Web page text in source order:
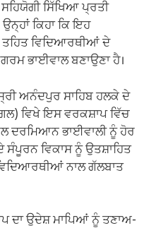
ਸਿੱਖਿਆ ਪ੍ਰਤੀ
ਕਿਹਾ ਕਿ ਇਹ
ਤਹਿਤ ਵਿਦਿਆਰਥੀਆਂ ਦੇ
ਭਾਈਵਾਲ ਬਣਾਉਣਾ ਹੈ।
ਅਨੰਦਪੁਰ ਸਾਹਿਬ ਹਲਕੇ ਦੇ
ਵਿਖੇ ਇਸ ਵਰਕਸ਼ਾਪ ਵਿੱਚ
ਦਰਮਿਆਨ ਭਾਈਵਾਲੀ ਨੂੰ ਹੋਰ
ਵਿਕਾਸ ਨੂੰ ਉਤਸ਼ਾਹਿਤ
ਨਾਲ ਗੱਲਬਾਤ
ਦਾ ਉਦੇਸ਼ ਮਾਪਿਆਂ ਨੂੰ ਤਣਾਅ-